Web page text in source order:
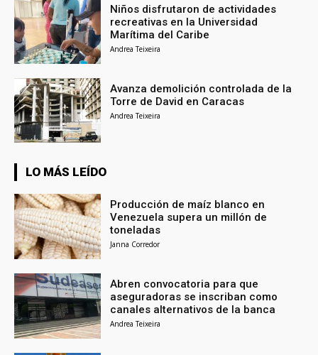
Niños disfrutaron de actividades
recreativas en la Universidad
Marítima del Caribe
Andrea Teixeira
Avanza demolición controlada de la
Torre de David en Caracas
Andrea Teixeira
LO MÁS LEÍDO
Producción de maíz blanco en
Venezuela supera un millón de
toneladas
Janna Corredor
Abren convocatoria para que
aseguradoras se inscriban como
canales alternativos de la banca
Andrea Teixeira